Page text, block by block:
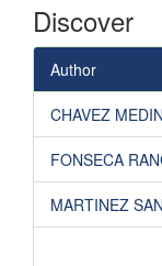
Discover
Author
CHAVEZ
FONSECA
MARTINEZ